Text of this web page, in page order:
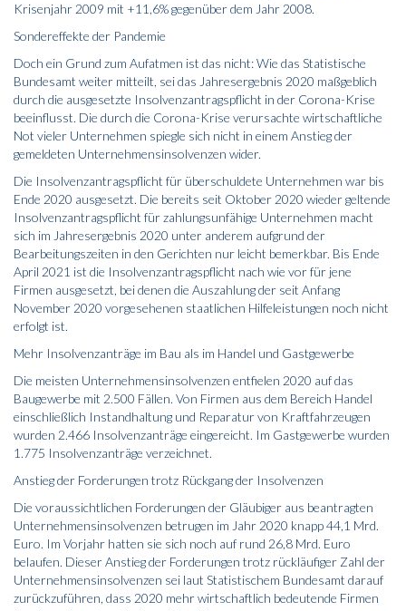
Krisenjahr 2009 mit +11,6% gegenüber dem Jahr 2008.
Sondereffekte der Pandemie
Doch ein Grund zum Aufatmen ist das nicht: Wie das Statistische
Bundesamt weiter mitteilt, sei das Jahresergebnis 2020 maßgeblich
durch die ausgesetzte Insolvenzantragspflicht in der Corona-Krise
beeinflusst. Die durch die Corona-Krise verursachte wirtschaftliche
Not vieler Unternehmen spiegle sich nicht in einem Anstieg der
gemeldeten Unternehmensinsolvenzen wider.
Die Insolvenzantragspflicht für überschuldete Unternehmen war bis
Ende 2020 ausgesetzt. Die bereits seit Oktober 2020 wieder geltende
Insolvenzantragspflicht für zahlungsunfähige Unternehmen macht
sich im Jahresergebnis 2020 unter anderem aufgrund der
Bearbeitungszeiten in den Gerichten nur leicht bemerkbar. Bis Ende
April 2021 ist die Insolvenzantragspflicht nach wie vor für jene
Firmen ausgesetzt, bei denen die Auszahlung der seit Anfang
November 2020 vorgesehenen staatlichen Hilfeleistungen noch nicht
erfolgt ist.
Mehr Insolvenzanträge im Bau als im Handel und Gastgewerbe
Die meisten Unternehmensinsolvenzen entfielen 2020 auf das
Baugewerbe mit 2.500 Fällen. Von Firmen aus dem Bereich Handel
einschließlich Instandhaltung und Reparatur von Kraftfahrzeugen
wurden 2.466 Insolvenzanträge eingereicht. Im Gastgewerbe wurden
1.775 Insolvenzanträge verzeichnet.
Anstieg der Forderungen trotz Rückgang der Insolvenzen
Die voraussichtlichen Forderungen der Gläubiger aus beantragten
Unternehmensinsolvenzen betrugen im Jahr 2020 knapp 44,1 Mrd.
Euro. Im Vorjahr hatten sie sich noch auf rund 26,8 Mrd. Euro
belaufen. Dieser Anstieg der Forderungen trotz rückläufiger Zahl der
Unternehmensinsolvenzen sei laut Statistischem Bundesamt darauf
zurückzuführen, dass 2020 mehr wirtschaftlich bedeutende Firmen